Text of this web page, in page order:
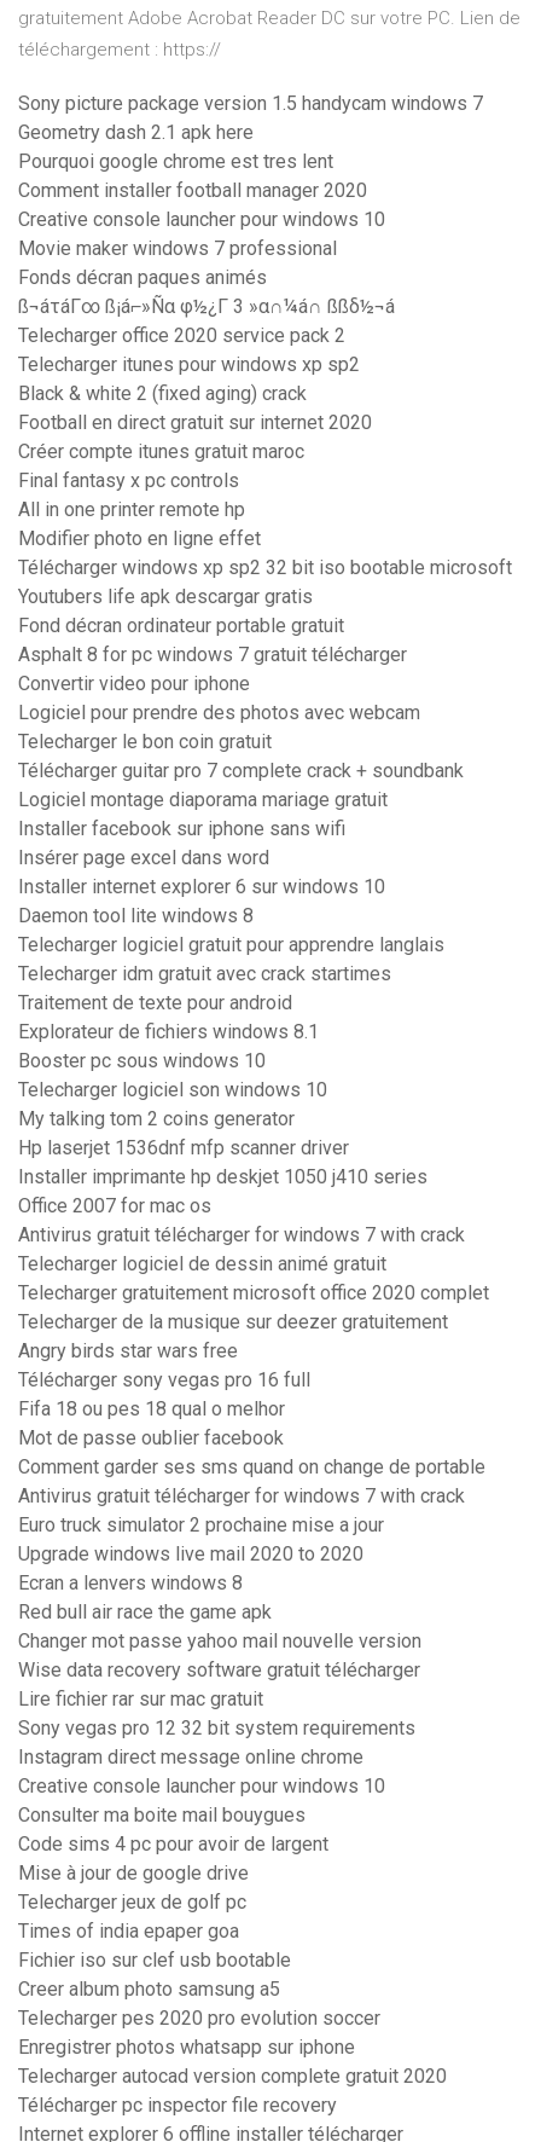
gratuitement Adobe Acrobat Reader DC sur votre PC. Lien de
téléchargement : https://
Sony picture package version 1.5 handycam windows 7
Geometry dash 2.1 apk here
Pourquoi google chrome est tres lent
Comment installer football manager 2020
Creative console launcher pour windows 10
Movie maker windows 7 professional
Fonds décran paques animés
ß¬áτáΓ∞ ß¡á⌐»Ñα φ½¿Γ 3 »α∩¼á∩ ßßδ½¬á
Telecharger office 2020 service pack 2
Telecharger itunes pour windows xp sp2
Black & white 2 (fixed aging) crack
Football en direct gratuit sur internet 2020
Créer compte itunes gratuit maroc
Final fantasy x pc controls
All in one printer remote hp
Modifier photo en ligne effet
Télécharger windows xp sp2 32 bit iso bootable microsoft
Youtubers life apk descargar gratis
Fond décran ordinateur portable gratuit
Asphalt 8 for pc windows 7 gratuit télécharger
Convertir video pour iphone
Logiciel pour prendre des photos avec webcam
Telecharger le bon coin gratuit
Télécharger guitar pro 7 complete crack + soundbank
Logiciel montage diaporama mariage gratuit
Installer facebook sur iphone sans wifi
Insérer page excel dans word
Installer internet explorer 6 sur windows 10
Daemon tool lite windows 8
Telecharger logiciel gratuit pour apprendre langlais
Telecharger idm gratuit avec crack startimes
Traitement de texte pour android
Explorateur de fichiers windows 8.1
Booster pc sous windows 10
Telecharger logiciel son windows 10
My talking tom 2 coins generator
Hp laserjet 1536dnf mfp scanner driver
Installer imprimante hp deskjet 1050 j410 series
Office 2007 for mac os
Antivirus gratuit télécharger for windows 7 with crack
Telecharger logiciel de dessin animé gratuit
Telecharger gratuitement microsoft office 2020 complet
Telecharger de la musique sur deezer gratuitement
Angry birds star wars free
Télécharger sony vegas pro 16 full
Fifa 18 ou pes 18 qual o melhor
Mot de passe oublier facebook
Comment garder ses sms quand on change de portable
Antivirus gratuit télécharger for windows 7 with crack
Euro truck simulator 2 prochaine mise a jour
Upgrade windows live mail 2020 to 2020
Ecran a lenvers windows 8
Red bull air race the game apk
Changer mot passe yahoo mail nouvelle version
Wise data recovery software gratuit télécharger
Lire fichier rar sur mac gratuit
Sony vegas pro 12 32 bit system requirements
Instagram direct message online chrome
Creative console launcher pour windows 10
Consulter ma boite mail bouygues
Code sims 4 pc pour avoir de largent
Mise à jour de google drive
Telecharger jeux de golf pc
Times of india epaper goa
Fichier iso sur clef usb bootable
Creer album photo samsung a5
Telecharger pes 2020 pro evolution soccer
Enregistrer photos whatsapp sur iphone
Telecharger autocad version complete gratuit 2020
Télécharger pc inspector file recovery
Internet explorer 6 offline installer télécharger